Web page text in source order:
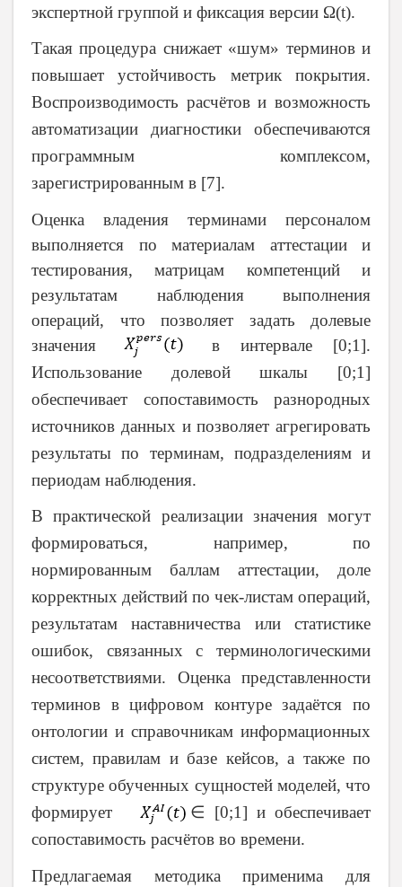
экспертной группой и фиксация версии Ω(t).
Такая процедура снижает «шум» терминов и
повышает устойчивость метрик покрытия.
Воспроизводимость расчётов и возможность
автоматизации диагностики обеспечиваются
программным комплексом,
зарегистрированным в [7].
Оценка владения терминами персоналом
выполняется по материалам аттестации и
тестирования, матрицам компетенций и
результатам наблюдения выполнения
операций, что позволяет задать долевые
значения
в интервале [0;1].
Использование долевой шкалы [0;1]
обеспечивает сопоставимость разнородных
источников данных и позволяет агрегировать
результаты по терминам, подразделениям и
периодам наблюдения.
В практической реализации значения могут
формироваться, например, по
нормированным баллам аттестации, доле
корректных действий по чек-листам операций,
результатам наставничества или статистике
ошибок, связанных с терминологическими
несоответствиями. Оценка представленности
терминов в цифровом контуре задаётся по
онтологии и справочникам информационных
систем, правилам и базе кейсов, а также по
структуре обученных сущностей моделей, что
формирует
∈ [0;1] и обеспечивает
сопоставимость расчётов во времени.
Предлагаемая методика применима для